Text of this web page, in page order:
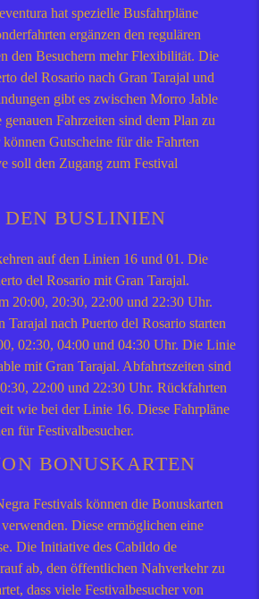
hat spezielle Busfahrpläne
ergänzen den regulären
den Besuchern mehr Flexibilität. Die
del Rosario nach Gran Tarajal und
gibt es zwischen Morro Jable
Fahrzeiten sind dem Plan zu
Gutscheine für die Fahrten
soll den Zugang zum Festival
BUSLINIEN
auf den Linien 16 und 01. Die
del Rosario mit Gran Tarajal.
20:00, 20:30, 22:00 und 22:30 Uhr.
Tarajal nach Puerto del Rosario starten
02:30, 04:00 und 04:30 Uhr. Die Linie
mit Gran Tarajal. Abfahrtszeiten sind
22:00 und 22:30 Uhr. Rückfahrten
wie bei der Linie 16. Diese Fahrpläne
für Festivalbesucher.
BONUSKARTEN
Festivals können die Bonuskarten
Diese ermöglichen eine
Die Initiative des Cabildo de
ab, den öffentlichen Nahverkehr zu
dass viele Festivalbesucher von